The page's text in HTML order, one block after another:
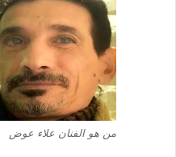
من هو الفنان علاء عوض